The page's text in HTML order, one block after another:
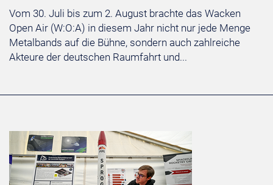
Vom 30. Juli bis zum 2. August brachte das Wacken
Open Air (W:O:A) in diesem Jahr nicht nur jede Menge
Metalbands auf die Bühne, sondern auch zahlreiche
Akteure der deutschen Raumfahrt und...